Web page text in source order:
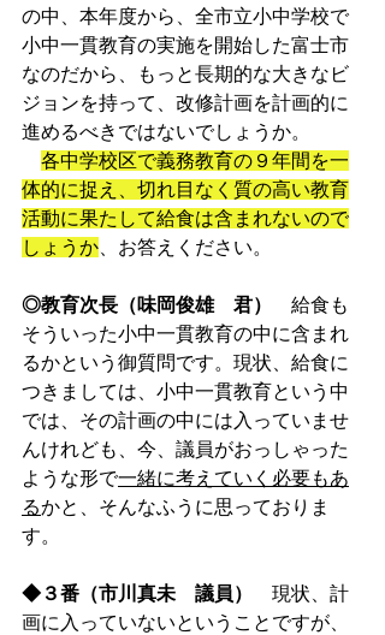
の中、本年度から、全市立小中学校で
小中一貫教育の実施を開始した富士市
なのだから、もっと長期的な大きなビ
ジョンを持って、改修計画を計画的に
進めるべきではないでしょうか。
各中学校区で義務教育の９年間を一
体的に捉え、切れ目なく質の高い教育
活動に果たして給食は含まれないので
しょうか 、お答えください。
◎教育次長（味岡俊雄　君）
給食も
そういった小中一貫教育の中に含まれ
るかという御質問です。現状、給食に
つきましては、小中一貫教育という中
では、その計画の中には入っていませ
んけれども、今、議員がおっしゃった
ような形で一緒に考えていく必要もあ
るかと、そんなふうに思っておりま
す。
◆３番（市川真未　議員）
現状、計
画に入っていないということですが、